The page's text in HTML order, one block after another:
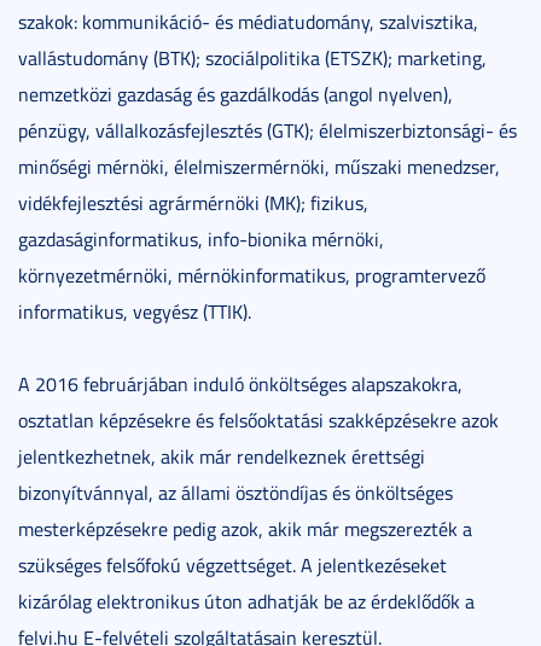
szakok: kommunikáció- és médiatudomány, szalvisztika,
vallástudomány (BTK); szociálpolitika (ETSZK); marketing,
nemzetközi gazdaság és gazdálkodás (angol nyelven),
pénzügy, vállalkozásfejlesztés (GTK); élelmiszerbiztonsági- és
minőségi mérnöki, élelmiszermérnöki, műszaki menedzser,
vidékfejlesztési agrármérnöki (MK); fizikus,
gazdaságinformatikus, info-bionika mérnöki,
környezetmérnöki, mérnökinformatikus, programtervező
informatikus, vegyész (TTIK).
A 2016 februárjában induló önköltséges alapszakokra,
osztatlan képzésekre és felsőoktatási szakképzésekre azok
jelentkezhetnek, akik már rendelkeznek érettségi
bizonyítvánnyal, az állami ösztöndíjas és önköltséges
mesterképzésekre pedig azok, akik már megszerezték a
szükséges felsőfokú végzettséget. A jelentkezéseket
kizárólag elektronikus úton adhatják be az érdeklődők a
felvi.hu E-felvételi szolgáltatásain keresztül.